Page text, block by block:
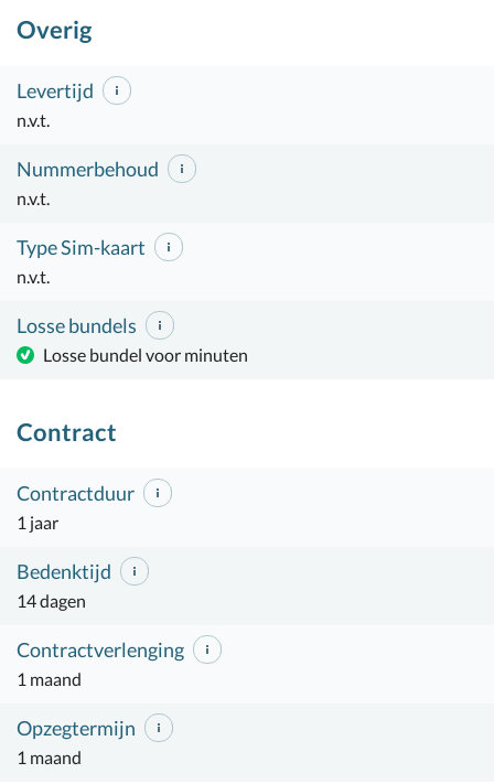
Overig
Levertijd
n.v.t.
Nummerbehoud
n.v.t.
Type Sim-kaart
n.v.t.
Losse bundels
Losse bundel voor minuten
Contract
Contractduur
1 jaar
Bedenktijd
14 dagen
Contractverlenging
1 maand
Opzegtermijn
1 maand